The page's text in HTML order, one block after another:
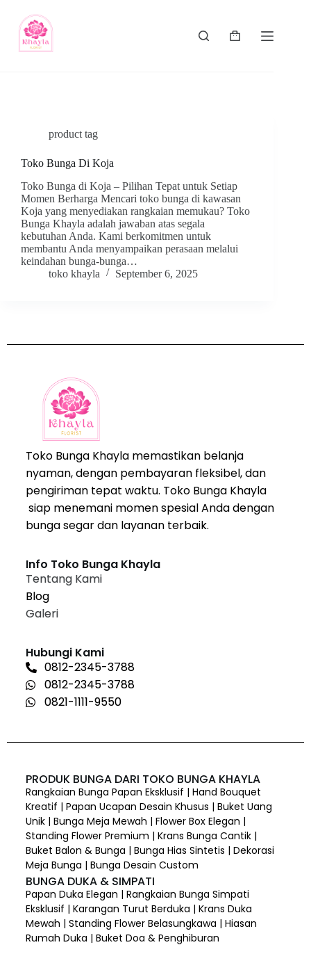
product tag
Toko Bunga Di Koja
Toko Bunga di Koja – Pilihan Tepat untuk Setiap
Momen Berharga Mencari toko bunga di kawasan
Koja yang menyediakan rangkaian memukau? Toko
Bunga Khayla adalah jawaban atas segala
kebutuhan Anda. Kami berkomitmen untuk
membantu Anda menyampaikan perasaan melalui
keindahan bunga-bunga…
toko khayla
September 6, 2025
Toko Bunga Khayla memastikan belanja
nyaman, dengan pembayaran fleksibel, dan
pengiriman tepat waktu. Toko Bunga Khayla
siap menemani momen spesial Anda dengan
bunga segar dan layanan terbaik.
Info Toko Bunga Khayla
Tentang Kami
Blog
Galeri
Hubungi Kami
0812-2345-3788
0812-2345-3788
0821-1111-9550
PRODUK BUNGA DARI TOKO BUNGA KHAYLA
Rangkaian Bunga Papan Eksklusif | Hand Bouquet
Kreatif | Papan Ucapan Desain Khusus | Buket Uang
Unik | Bunga Meja Mewah | Flower Box Elegan |
Standing Flower Premium | Krans Bunga Cantik |
Buket Balon & Bunga | Bunga Hias Sintetis | Dekorasi
Meja Bunga | Bunga Desain Custom
BUNGA DUKA & SIMPATI
Papan Duka Elegan | Rangkaian Bunga Simpati
Eksklusif | Karangan Turut Berduka | Krans Duka
Mewah | Standing Flower Belasungkawa | Hiasan
Rumah Duka | Buket Doa & Penghiburan